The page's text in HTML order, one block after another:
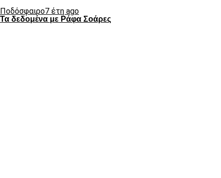
Ποδόσφαιρο7 έτη ago
Τα δεδομένα με Ράφα Σοάρες